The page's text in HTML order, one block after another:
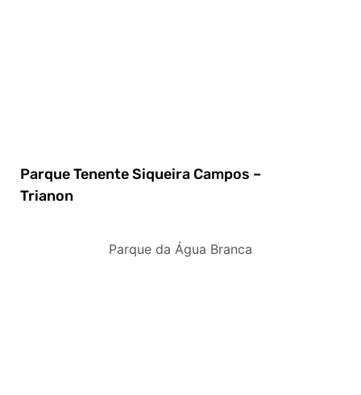
Parque Tenente Siqueira Campos –
Trianon
Parque da Água Branca